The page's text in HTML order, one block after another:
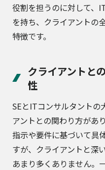
役割を担うのに対して、
を持ち、クライアントの
特徴です。
クライアントと
性
SEとITコンサルタントの
アントとの関わり方があ
指示や要件に基づいて具
すが、クライアントと深
あまり多くありません。